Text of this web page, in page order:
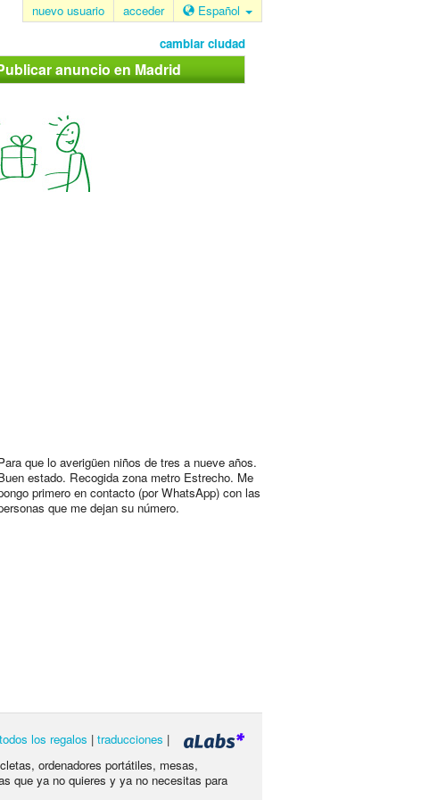
nuevo usuario acceder Español
cambiar ciudad
anuncio en Madrid
que lo averigüen niños de tres a nueve años.
estado. Recogida zona metro Estrecho. Me
primero en contacto (por WhatsApp) con las
que me dejan su número.
todos los regalos | traducciones |
ordenadores portátiles, mesas,
que ya no quieres y ya no necesitas para